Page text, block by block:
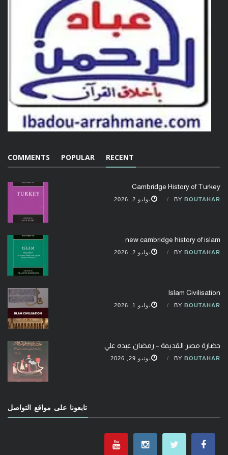
RECENT
POPULAR
COMMENTS
Cambridge History of Turkey
BY BOUTAHAR يوليو 2, 2026
new cambridge history of islam
BY BOUTAHAR يوليو 2, 2026
Islam Civilisation
BY BOUTAHAR يوليو 1, 2026
حضارة مصر القديمة – رمضان عبده علي
BY BOUTAHAR يونيو 29, 2026
تابعونا على مواقع التواصل